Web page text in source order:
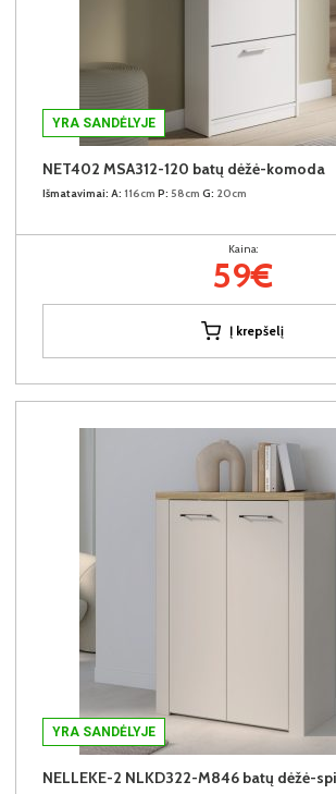
YRA SANDĖLYJE
NET402 MSA312-120 batų dėžė-komoda
Išmatavimai: A: 116cm P: 58cm G: 20cm
Kaina:
59€
Į krepšelį
YRA SANDĖLYJE
NELLEKE-2 NLKD322-M846 batų dėžė-